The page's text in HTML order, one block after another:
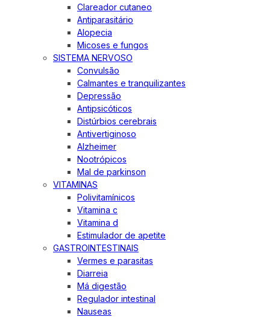
Clareador cutaneo
Antiparasitário
Alopecia
Micoses e fungos
SISTEMA NERVOSO
Convulsão
Calmantes e tranquilizantes
Depressão
Antipsicóticos
Distúrbios cerebrais
Antivertiginoso
Alzheimer
Nootrópicos
Mal de parkinson
VITAMINAS
Polivitamínicos
Vitamina c
Vitamina d
Estimulador de apetite
GASTROINTESTINAIS
Vermes e parasitas
Diarreia
Má digestão
Regulador intestinal
Nauseas